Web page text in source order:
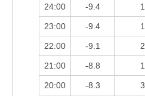
24:00 -9.4
23:00 -9.4
22:00 -9.1
21:00 -8.8
20:00 -8.3